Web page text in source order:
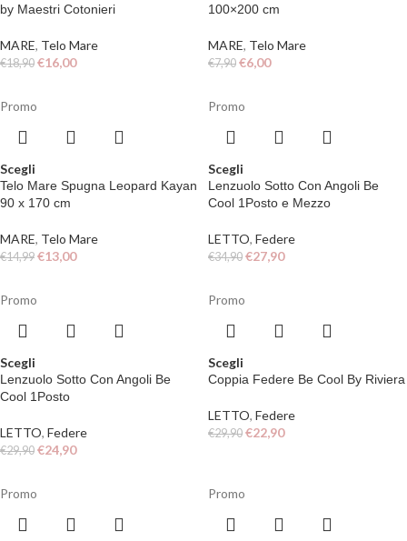
by Maestri Cotonieri
MARE, Telo Mare
€18,90 €16,00
100×200 cm
MARE, Telo Mare
€7,90 €6,00
Promo
Scegli
Telo Mare Spugna Leopard Kayan
90 x 170 cm
MARE, Telo Mare
€14,99 €13,00
Promo
Scegli
Lenzuolo Sotto Con Angoli Be
Cool 1Posto e Mezzo
LETTO, Federe
€34,90 €27,90
Promo
Scegli
Lenzuolo Sotto Con Angoli Be
Cool 1Posto
LETTO, Federe
€29,90 €24,90
Promo
Scegli
Coppia Federe Be Cool By Riviera
LETTO, Federe
€29,90 €22,90
Promo Promo